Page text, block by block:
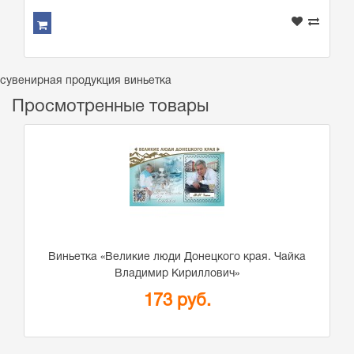
сувенирная продукция виньетка
Просмотренные товары
Виньетка «Великие люди Донецкого края. Чайка
Владимир Кириллович»
173 руб.